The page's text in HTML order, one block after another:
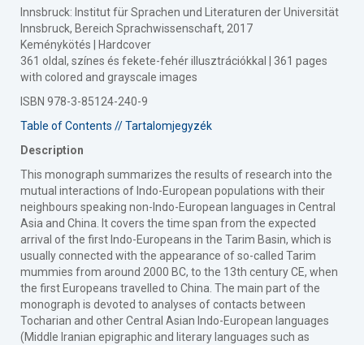
Innsbruck: Institut für Sprachen und Literaturen der Universität
Innsbruck, Bereich Sprachwissenschaft, 2017
Keménykötés | Hardcover
361 oldal, színes és fekete-fehér illusztrációkkal | 361 pages
with colored and grayscale images
ISBN 978-3-85124-240-9
Table of Contents // Tartalomjegyzék
Description
This monograph summarizes the results of research into the
mutual interactions of Indo-European populations with their
neighbours speaking non-Indo-European languages in Central
Asia and China. It covers the time span from the expected
arrival of the first Indo-Europeans in the Tarim Basin, which is
usually connected with the appearance of so-called Tarim
mummies from around 2000 BC, to the 13th century CE, when
the first Europeans travelled to China. The main part of the
monograph is devoted to analyses of contacts between
Tocharian and other Central Asian Indo-European languages
(Middle Iranian epigraphic and literary languages such as